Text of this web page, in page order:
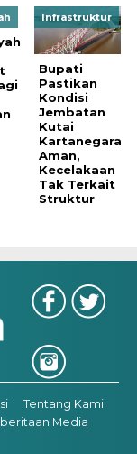
Infrastruktur
Bupati
Pastikan
Kondisi
Jembatan
Kutai
Kartanegara
Aman,
Kecelakaan
Tak Terkait
Struktur
Tentang Kami
Media